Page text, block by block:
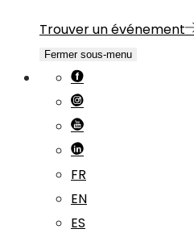
Trouver un événement
Fermer sous-menu
FR
EN
ES